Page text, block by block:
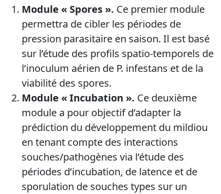
Module « Spores ». Ce premier module
permettra de cibler les périodes de
pression parasitaire en saison. Il est basé
sur l’étude des profils spatio-temporels de
l’inoculum aérien de P. infestans et de la
viabilité des spores.
Module « Incubation ». Ce deuxième
module a pour objectif d’adapter la
prédiction du développement du mildiou
en tenant compte des interactions
souches/pathogènes via l’étude des
périodes d’incubation, de latence et de
sporulation de souches types sur un